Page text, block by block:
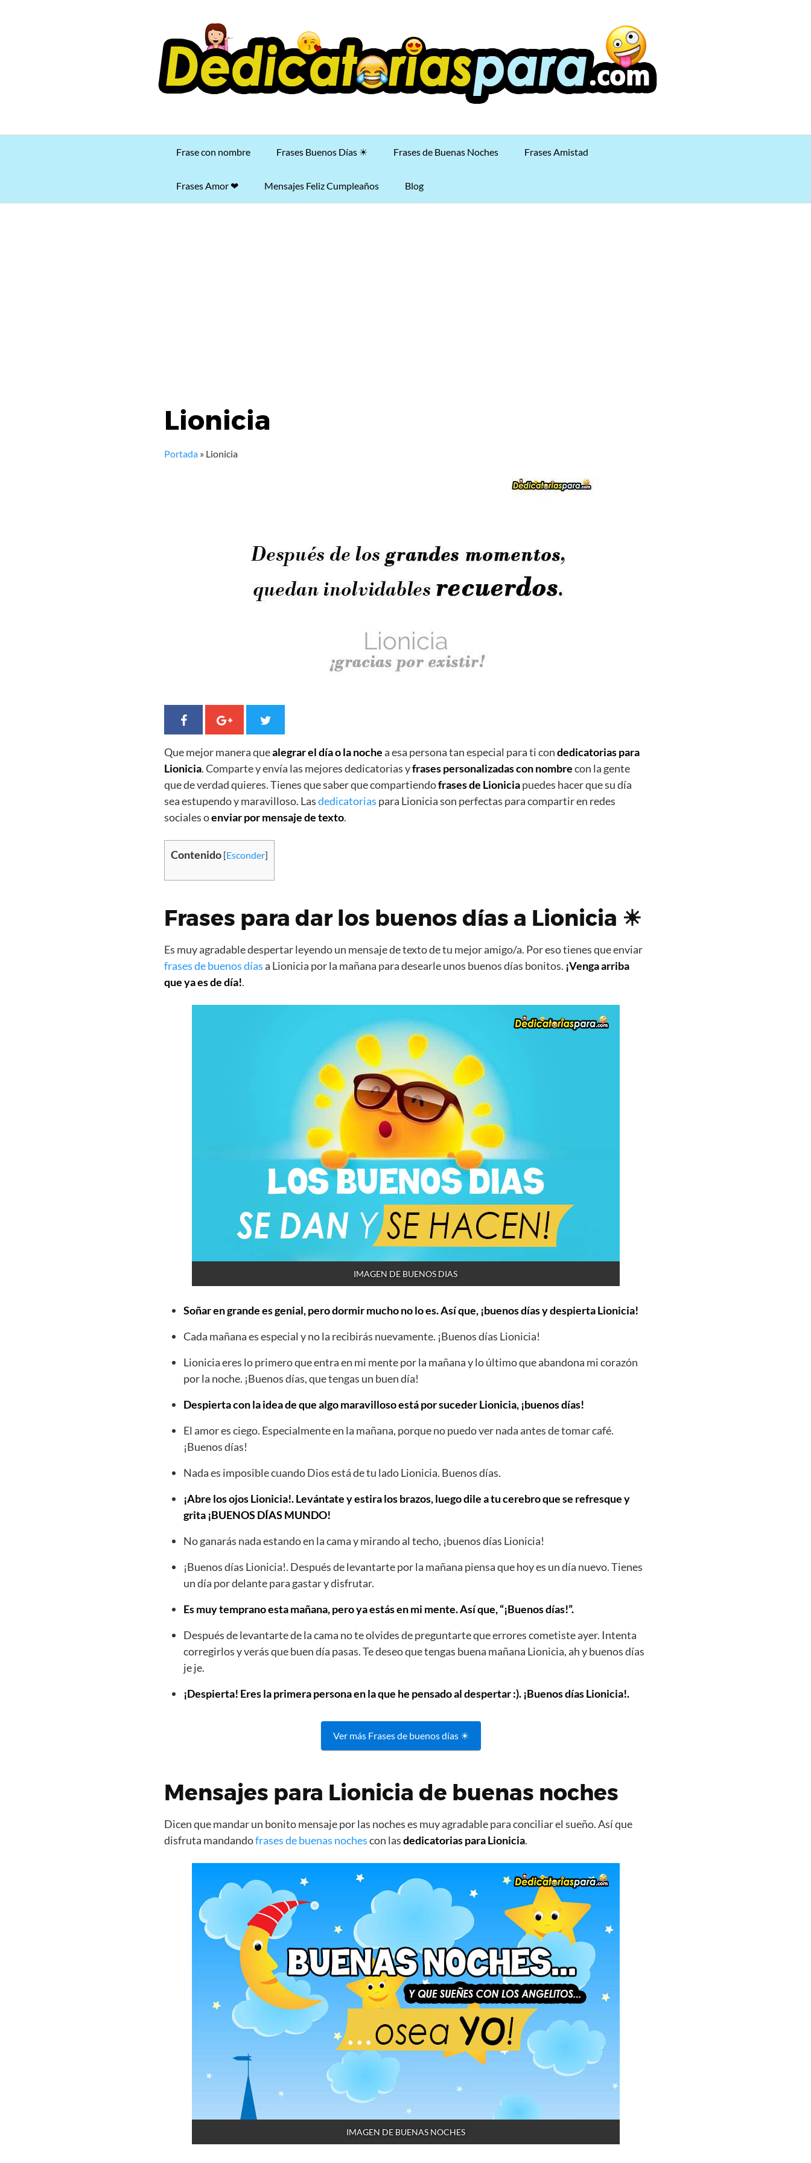
Frase con nombre Frases Buenos Días ☀ Frases de Buenas Noches Frases Amistad
Frases Amor ❤ Mensajes Feliz Cumpleaños Blog
Lionicia
Portada » Lionicia
Que mejor manera quealegrar el día o la nochea esa persona tan especial para ti condedicatorias para
Lionicia. Comparte y envía las mejores dedicatorias yfrases personalizadas con nombrecon la gente
que de verdad quieres. Tienes que saber que compartiendofrases de Lioniciapuedes hacer que su día
sea estupendo y maravilloso. Lasdedicatorias para Lionicia son perfectas para compartir en redes
sociales oenviar por mensaje de texto.
Contenido [Esconder]
Frases para dar los buenos días a Lionicia ☀
Es muy agradable despertar leyendo un mensaje de texto de tu mejor amigo/a. Por eso tienes que enviar
frases de buenos díasa Lionicia por la mañana para desearle unos buenos días bonitos. ¡Venga arriba
que ya es de día!.
IMAGEN DE BUENOS DIAS
Soñar en grande es genial, pero dormir mucho no lo es. Así que, ¡buenos días y despierta Lionicia!
Cada mañana es especial y no la recibirás nuevamente. ¡Buenos días Lionicia!
Lionicia eres lo primero que entra en mi mente por la mañana y lo último que abandona mi corazón
por la noche. ¡Buenos días, que tengas un buen día!
Despierta con la idea de que algo maravilloso está por suceder Lionicia, ¡buenos días!
El amor es ciego. Especialmente en la mañana, porque no puedo ver nada antes de tomar café.
¡Buenos días!
Nada es imposible cuando Dios está de tu lado Lionicia. Buenos días.
¡Abre los ojos Lionicia!. Levántate y estira los brazos, luego dile a tu cerebro que se refresque y
grita ¡BUENOS DÍAS MUNDO!
No ganarás nada estando en la cama y mirando al techo, ¡buenos días Lionicia!
¡Buenos días Lionicia!. Después de levantarte por la mañana piensa que hoy es un día nuevo. Tienes
un día por delante para gastar y disfrutar.
Es muy temprano esta mañana, pero ya estás en mi mente. Así que, “¡Buenos días!”.
Después de levantarte de la cama no te olvides de preguntarte que errores cometiste ayer. Intenta
corregirlos y verás que buen día pasas. Te deseo que tengas buena mañana Lionicia, ah y buenos días
je je.
¡Despierta! Eres la primera persona en la que he pensado al despertar :). ¡Buenos días Lionicia!.
Ver más Frases de buenos días ☀
Mensajes para Lionicia de buenas noches
Dicen que mandar un bonito mensaje por las noches es muy agradable para conciliar el sueño. Así que
disfruta mandandofrases de buenas nochescon lasdedicatorias para Lionicia.
IMAGEN DE BUENAS NOCHES